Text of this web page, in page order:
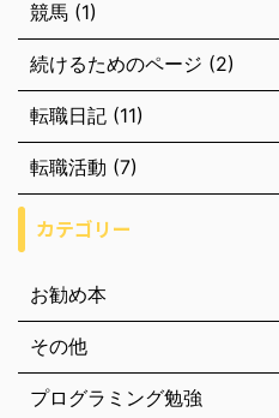
競馬 (1)
続けるためのページ (2)
転職日記 (11)
転職活動 (7)
カテゴリー
お勧め本
その他
プログラミング勉強